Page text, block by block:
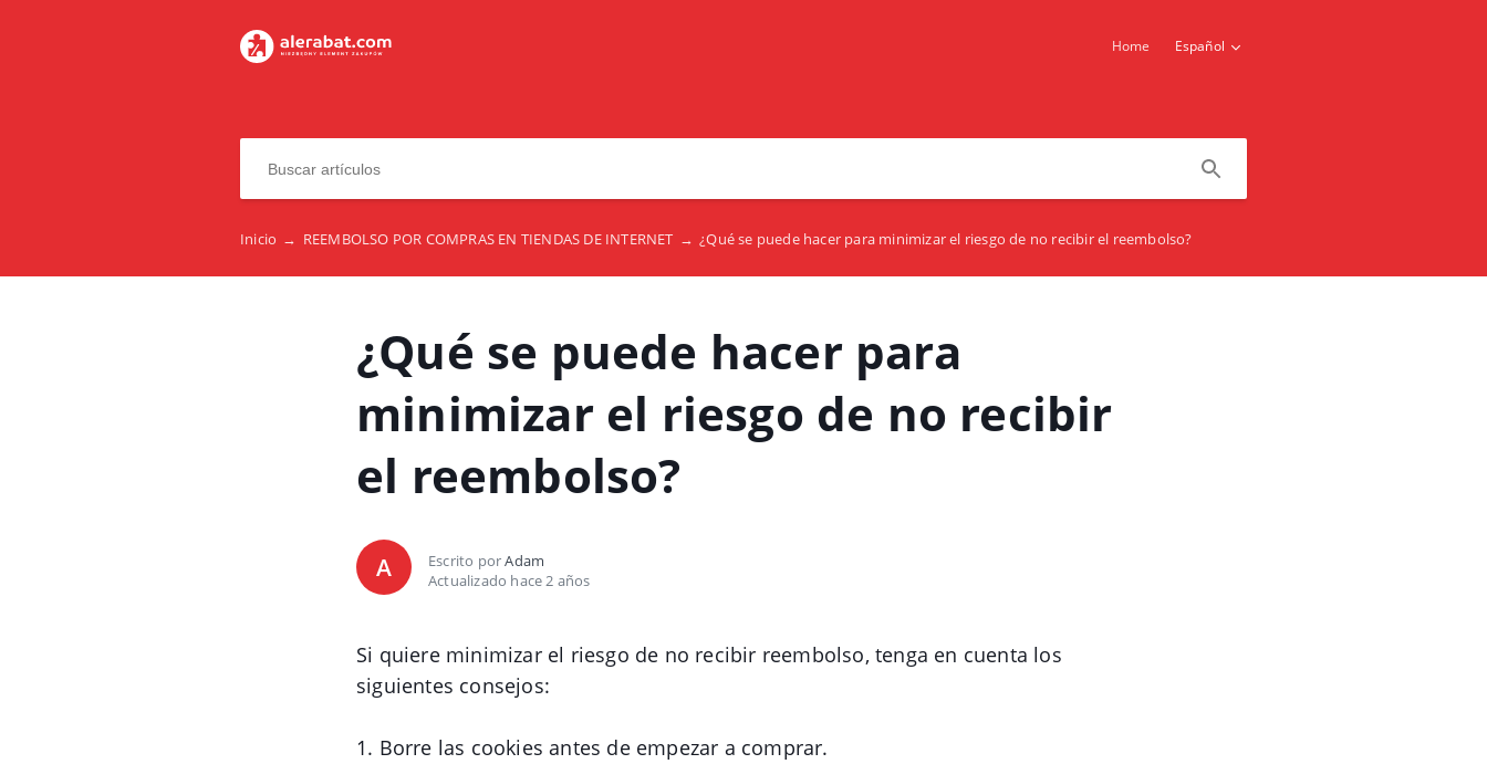
Home Español
Inicio → REEMBOLSO POR COMPRAS EN TIENDAS DE INTERNET → ¿Qué se puede hacer para minimizar el riesgo de no recibir el reembolso?
¿Qué se puede hacer para
minimizar el riesgo de no recibir
el reembolso?
A Escrito porAdam
Actualizado hace 2 años
Si quiere minimizar el riesgo de no recibir reembolso, tenga en cuenta los
siguientes consejos:
1. Borre las cookies antes de empezar a comprar.